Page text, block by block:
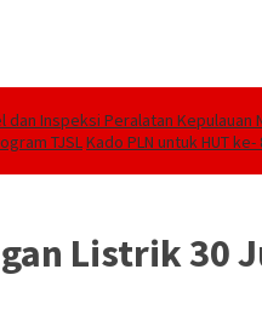
dan Inspeksi Peralatan Kepulauan
TJSLKado PLN untuk HUT
Listrik 30